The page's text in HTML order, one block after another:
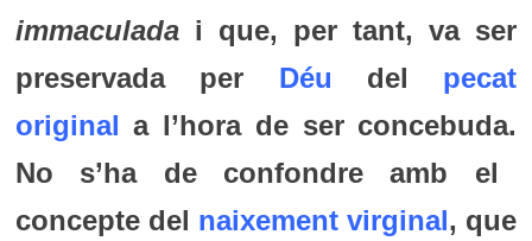
immaculadai que, per tant, va ser
preservada per Déu del pecat
original a l’hora de ser concebuda.
No s’ha de confondre amb el
concepte del naixement virginal, que